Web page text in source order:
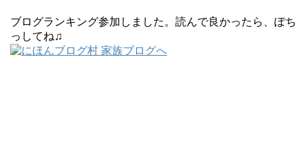
ブログランキング参加しました。読んで良かったら、ぽち
っしてね♫